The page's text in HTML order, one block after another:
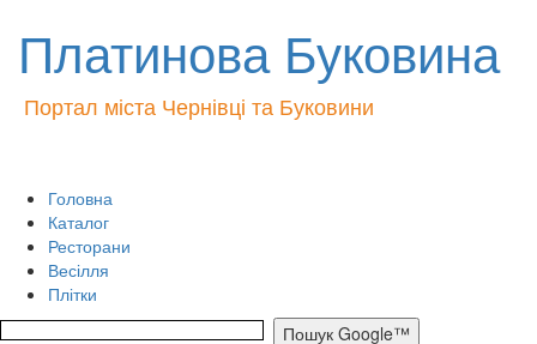
Платинова Буковина
Портал міста Чернівці та Буковини
Головна
Каталог
Ресторани
Весілля
Плітки